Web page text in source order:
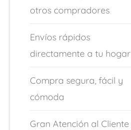
otros compradores
Envíos rápidos
directamente a tu hogar
Compra segura, fácil y
cómoda
Gran Atención al Cliente